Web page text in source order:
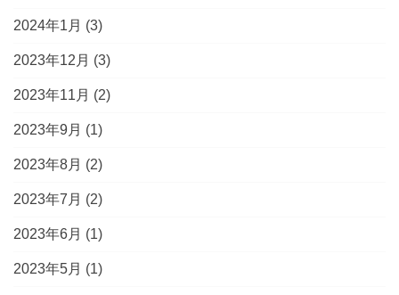
2024年1月 (3)
2023年12月 (3)
2023年11月 (2)
2023年9月 (1)
2023年8月 (2)
2023年7月 (2)
2023年6月 (1)
2023年5月 (1)